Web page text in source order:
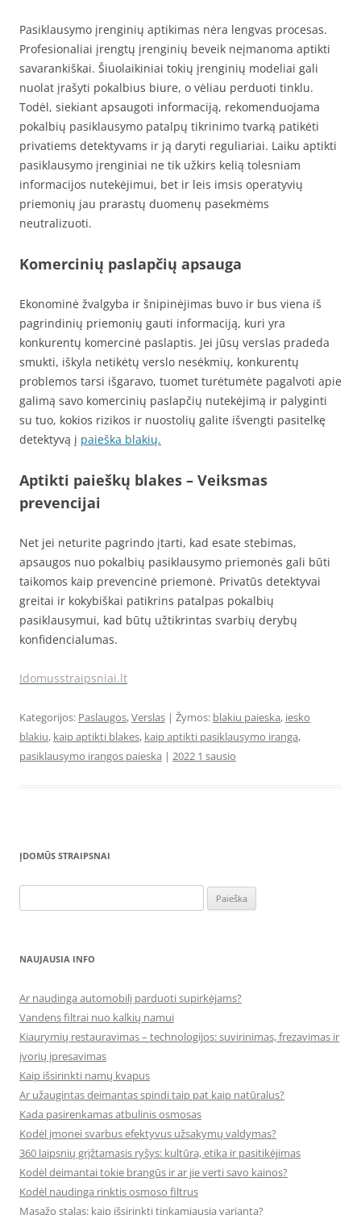
Pasiklausymo įrenginių aptikimas nėra lengvas procesas.
Profesionaliai įrengtų įrenginių beveik neįmanoma aptikti
savarankiškai. Šiuolaikiniai tokių įrenginių modeliai gali
nuolat įrašyti pokalbius biure, o vėliau perduoti tinklu.
Todėl, siekiant apsaugoti informaciją, rekomenduojama
pokalbių pasiklausymo patalpų tikrinimo tvarką patikėti
privatiems detektyvams ir ją daryti reguliariai. Laiku aptikti
pasiklausymo įrenginiai ne tik užkirs kelią tolesniam
informacijos nutekėjimui, bet ir leis imsis operatyvių
priemonių jau prarastų duomenų pasekmėms
neutralizuoti.
Komercinių paslapčių apsauga
Ekonominė žvalgyba ir šnipinėjimas buvo ir bus viena iš
pagrindinių priemonių gauti informaciją, kuri yra
konkurentų komercinė paslaptis. Jei jūsų verslas pradeda
smukti, iškyla netikėtų verslo nesėkmių, konkurentų
problemos tarsi išgaravo, tuomet turėtumėte pagalvoti apie
galimą savo komercinių paslapčių nutekėjimą ir palyginti
su tuo, kokios rizikos ir nuostolių galite išvengti pasitelkę
detektyvą į paieška blakių.
Aptikti paieškų blakes – Veiksmas
prevencijai
Net jei neturite pagrindo įtarti, kad esate stebimas,
apsaugos nuo pokalbių pasiklausymo priemonės gali būti
taikomos kaip prevencinė priemonė. Privatūs detektyvai
greitai ir kokybiškai patikrins patalpas pokalbių
pasiklausymui, kad būtų užtikrintas svarbių derybų
konfidencialumas.
Idomusstraipsniai.lt
Kategorijos: Paslaugos,Verslas | Žymos: blakiu paieska, iesko
blakiu, kaip aptikti blakes, kaip aptikti pasiklausymo iranga,
pasiklausymo irangos paieska | 2022 1 sausio
ĮDOMŪS STRAIPSNAI
NAUJAUSIA INFO
Ar naudinga automobilį parduoti supirkėjams?
Vandens filtrai nuo kalkių namui
Kiaurymių restauravimas – technologijos: suvirinimas, frezavimas ir
įvorių įpresavimas
Kaip išsirinkti namų kvapus
Ar užaugintas deimantas spindi taip pat kaip natūralus?
Kada pasirenkamas atbulinis osmosas
Kodėl įmonei svarbus efektyvus užsakymų valdymas?
360 laipsnių grįžtamasis ryšys: kultūra, etika ir pasitikėjimas
Kodėl deimantai tokie brangūs ir ar jie verti savo kainos?
Kodėl naudinga rinktis osmoso filtrus
Masažo stalas: kaip išsirinkti tinkamiausią variantą?